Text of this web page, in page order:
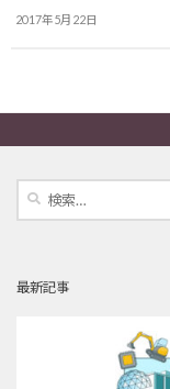
2017年5月22日
検
最新記事